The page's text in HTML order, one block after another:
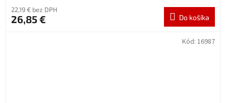
22,19 € bez DPH
26,85 € Do košíka
Kód: 16987